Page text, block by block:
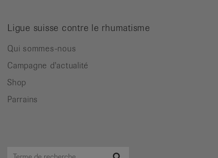
Ligue suisse contre le rhumatisme
Qui sommes-nous
Campagne d'actualité
Shop
Parrains
Terme